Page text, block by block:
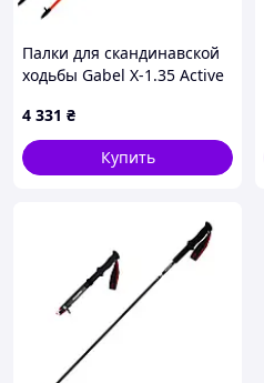
Палки для скандинавской
ходьбы Gabel X-1.35 Active
(7009361151150)
4 331 ₴
Купить